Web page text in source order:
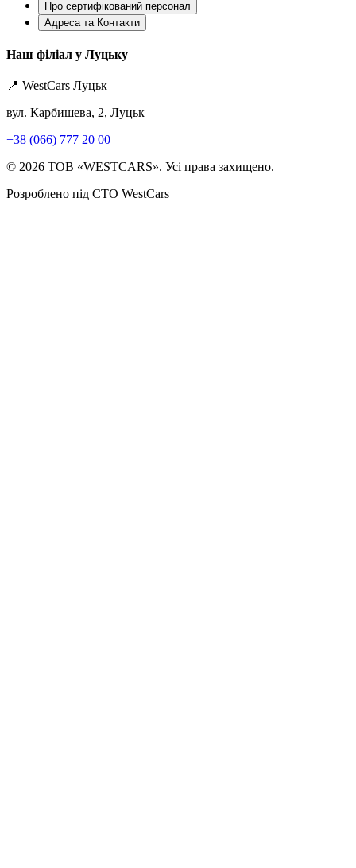
Про сертифікований персонал
Адреса та Контакти
Наш філіал у Луцьку
📍 WestCars Луцьк
вул. Карбишева, 2, Луцьк
+38 (066) 777 20 00
© 2026 ТОВ «WESTCARS». Усі права захищено.
Розроблено під СТО WestCars